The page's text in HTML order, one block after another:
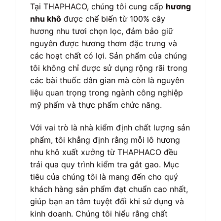
Tại THAPHACO, chúng tôi cung cấp hương
nhu khô được chế biến từ 100% cây
hương nhu tươi chọn lọc, đảm bảo giữ
nguyên được hương thơm đặc trưng và
các hoạt chất có lợi. Sản phẩm của chúng
tôi không chỉ được sử dụng rộng rãi trong
các bài thuốc dân gian mà còn là nguyên
liệu quan trọng trong ngành công nghiệp
mỹ phẩm và thực phẩm chức năng.
Với vai trò là nhà kiểm định chất lượng sản
phẩm, tôi khẳng định rằng mỗi lô hương
nhu khô xuất xưởng từ THAPHACO đều
trải qua quy trình kiểm tra gắt gao. Mục
tiêu của chúng tôi là mang đến cho quý
khách hàng sản phẩm đạt chuẩn cao nhất,
giúp bạn an tâm tuyệt đối khi sử dụng và
kinh doanh. Chúng tôi hiểu rằng chất